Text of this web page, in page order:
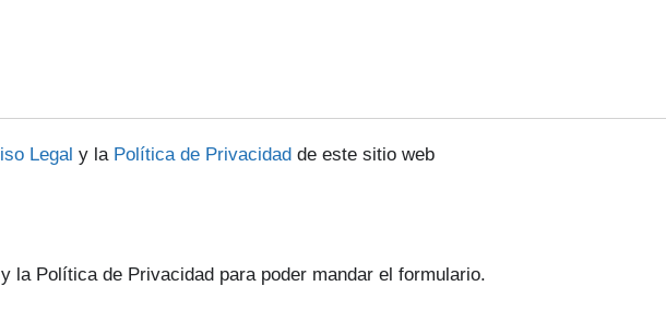
Legal y la Política de Privacidad de este sitio web
la Política de Privacidad para poder mandar el formulario.